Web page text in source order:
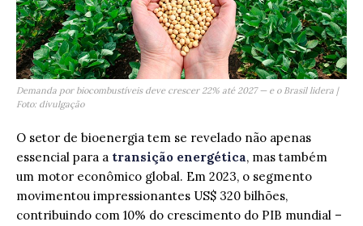
Demanda por biocombustíveis deve crescer 22% até 2027 — e o Brasil lidera |
Foto: divulgação
O setor de bioenergia tem se revelado não apenas
essencial para a transição energética, mas também
um motor econômico global. Em 2023, o segmento
movimentou impressionantes US$ 320 bilhões,
contribuindo com 10% do crescimento do PIB mundial –